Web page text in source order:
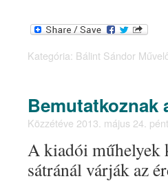
Kategória: Bálint Sándor
Bemutatkoznak
Közzétéve 2013. május 24.
A kiadói műhelyek
sátránál várják az